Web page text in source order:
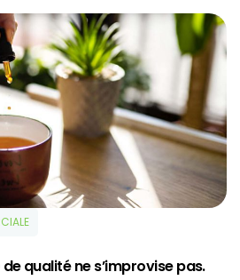
qualité ne s’improvise pas.